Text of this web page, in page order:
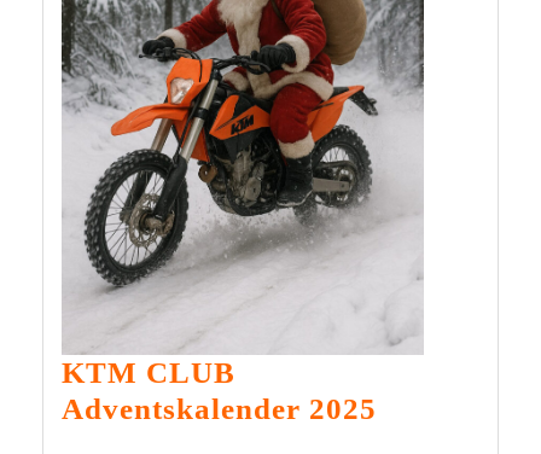
KTM CLUB
Adventskalender 2025